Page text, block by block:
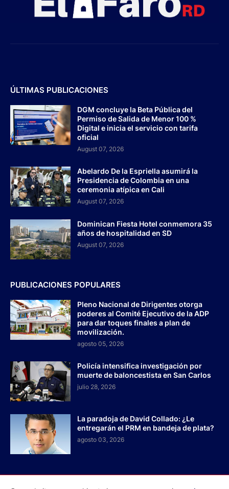
ÚLTIMAS PUBLICACIONES
DGM concluye la Beta Pública del
Permiso de Salida de Menor 100 %
Digital e inicia el servicio con tarifa
oficial
August 07, 2026
Abelardo De la Espriella asumirá la
Presidencia de Colombia en una
ceremonia atípica en Cali
August 07, 2026
Dominican Fiesta Hotel conmemora 35
años de hospitalidad en SD
August 07, 2026
PUBLICACIONES POPULARES
Pleno Nacional de Dirigentes otorga
poderes al Comité Ejecutivo de la ADP
para dar toques finales a plan de
movilización.
agosto 05, 2026
Policía intensifica investigación por
muerte de baloncestista en San Carlos
julio 28, 2026
La paradoja de David Collado: ¿Le
entregarán el PRM en bandeja de plata?
agosto 03, 2026